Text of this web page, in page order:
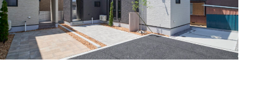
施工事例
MABAYUI
CONTACT